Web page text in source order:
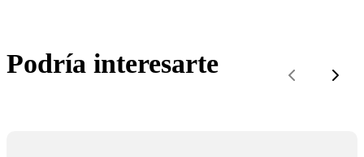
Podría interesarte
Previous